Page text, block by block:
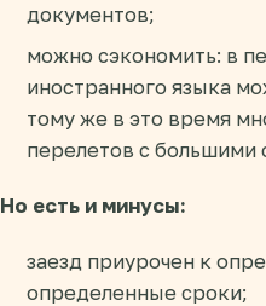
документов;
можно сэкономить: в
иностранного языка
тому же в это время
перелетов с
Но есть и минусы:
заезд приурочен к
определенные сроки;